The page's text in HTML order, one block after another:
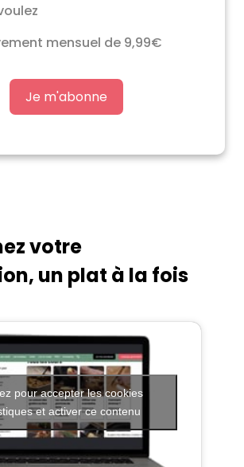
mensuel de 9,99€
Je m'abonne
votre
un plat à la fois
pour accepter les cookies
et activer ce contenu